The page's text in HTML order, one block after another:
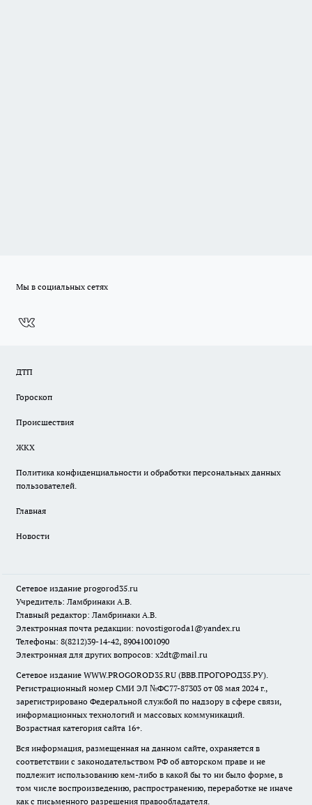
Мы в социальных сетях
ДТП
Гороскоп
Происшествия
ЖКХ
Политика конфиденциальности и обработки персональных данных
пользователей.
Главная
Новости
Сетевое издание progorod35.ru
Учредитель: Ламбринаки А.В.
Главный редактор: Ламбринаки А.В.
Электронная почта редакции: novostigoroda1@yandex.ru
Телефоны: 8(8212)39-14-42, 89041001090
Электронная для других вопросов: x2dt@mail.ru
Сетевое издание WWW.PROGOROD35.RU (ВВВ.ПРОГОРОД35.РУ).
Регистрационный номер СМИ ЭЛ №ФС77-87303 от 08 мая 2024 г.,
зарегистрировано Федеральной службой по надзору в сфере связи,
информационных технологий и массовых коммуникаций.
Возрастная категория сайта 16+.
Вся информация, размещенная на данном сайте, охраняется в
соответствии с законодательством РФ об авторском праве и не
подлежит использованию кем-либо в какой бы то ни было форме, в
том числе воспроизведению, распространению, переработке не иначе
как с письменного разрешения правообладателя.